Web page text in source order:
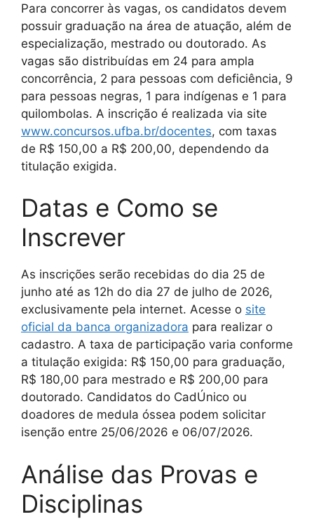
Para concorrer às vagas, os candidatos devem
possuir graduação na área de atuação, além de
especialização, mestrado ou doutorado. As
vagas são distribuídas em 24 para ampla
concorrência, 2 para pessoas com deficiência, 9
para pessoas negras, 1 para indígenas e 1 para
quilombolas. A inscrição é realizada via site
www.concursos.ufba.br/docentes, com taxas
de R$ 150,00 a R$ 200,00, dependendo da
titulação exigida.
Datas e Como se
Inscrever
As inscrições serão recebidas do dia 25 de
junho até as 12h do dia 27 de julho de 2026,
exclusivamente pela internet. Acesse o site
oficial da banca organizadora para realizar o
cadastro. A taxa de participação varia conforme
a titulação exigida: R$ 150,00 para graduação,
R$ 180,00 para mestrado e R$ 200,00 para
doutorado. Candidatos do CadÚnico ou
doadores de medula óssea podem solicitar
isenção entre 25/06/2026 e 06/07/2026.
Análise das Provas e
Disciplinas